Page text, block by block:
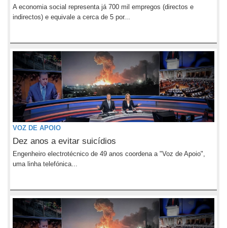
A economia social representa já 700 mil empregos (directos e
indirectos) e equivale a cerca de 5 por...
VOZ DE APOIO
Dez anos a evitar suicídios
Engenheiro electrotécnico de 49 anos coordena a "Voz de Apoio",
uma linha telefónica...